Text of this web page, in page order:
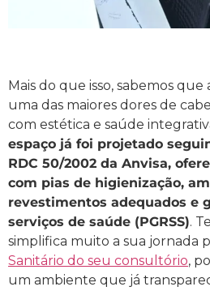
Mais do que isso, sabemos
uma das maiores dores de
com estética e saúde
espaço já foi projetado
RDC 50/2002 da Anvisa,
com pias de higienização,
revestimentos adequados e
serviços de saúde (PGRSS).
simplifica muito a sua jornada
Sanitário do seu consultório,
um ambiente que já